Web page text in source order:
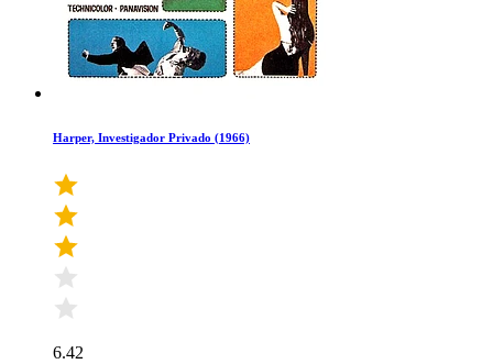
Harper, Investigador Privado (1966)
6.42